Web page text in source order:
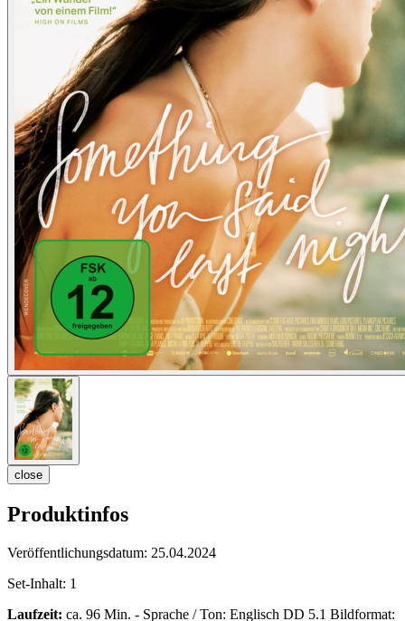
close
Produktinfos
Veröffentlichungsdatum: 25.04.2024
Set-Inhalt: 1
Laufzeit: ca. 96 Min. - Sprache / Ton: Englisch DD 5.1 Bildformat: